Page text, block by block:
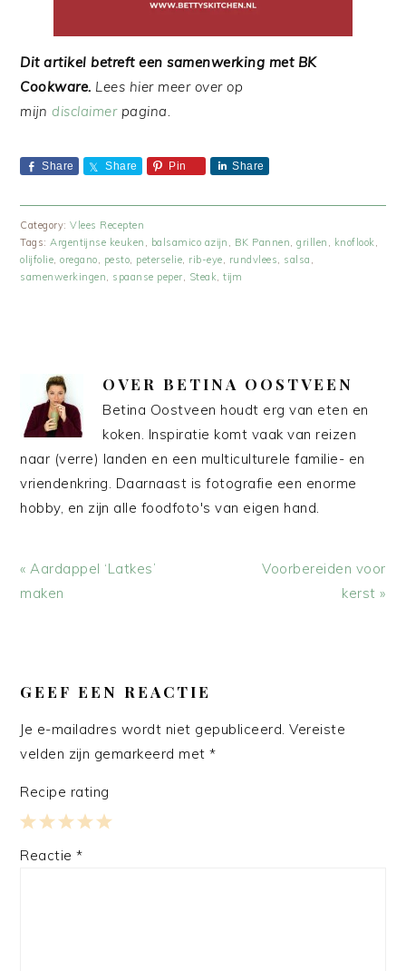
Dit artikel betreft een samenwerking met BK
Cookware. Lees hier meer over op
mijndisclaimerpagina.
Share Share Pin Share
Category:Vlees Recepten
Tags:Argentijnse keuken , balsamico azijn , BK Pannen,grillen , knoflook,
olijfolie,oregano, pesto, peterselie, rib-eye, rundvlees, salsa ,
samenwerkingen, spaanse peper, Steak,tijm
OVER BETINA OOSTVEEN
Betina Oostveen houdt erg van eten en
koken. Inspiratie komt vaak van reizen
naar (verre) landen en een multiculturele familie- en
vriendenkring. Daarnaast is fotografie een enorme
hobby, en zijn alle foodfoto's van eigen hand.
Vorig
bericht:
« Aardappel ‘Latkes’
maken
Volgend
Voorbereiden voor
kerst »
INTERACTIES
GEEF EEN REACTIE
Je e-mailadres wordt niet gepubliceerd. Vereiste
velden zijn gemarkeerd met*
Recipe rating
4
3
2
1
Reactie*